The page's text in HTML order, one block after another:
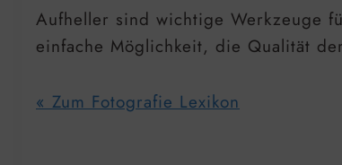
Aufheller sind wichtige Werkzeuge
einfache Möglichkeit, die Qualität der
« Zum Fotografie Lexikon